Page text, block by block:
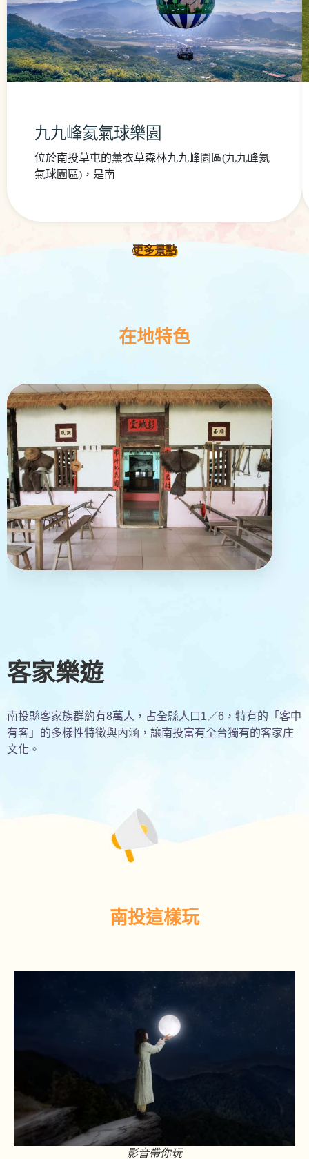
九九峰氦氣球樂園
位於南投草屯的薰衣草森林九九峰園區(九九峰氦
氣球園區)，是南
更多景點
在地特色
客家樂遊
南投縣客家族群約有8萬人，占全縣人口1／6，特有的「客中
有客」的多樣性特徵與內涵，讓南投富有全台獨有的客家庄
文化。
南投這樣玩
影音帶你玩